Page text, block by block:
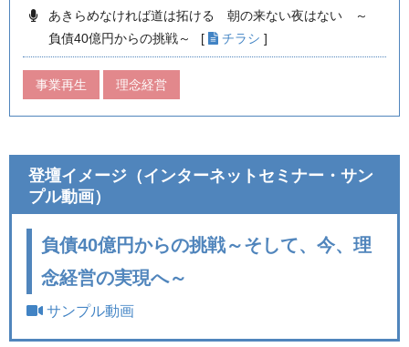
あきらめなければ道は拓ける 朝の来ない夜はない ～
負債40億円からの挑戦～
[ チラシ ]
事業再生 理念経営
登壇イメージ（インターネットセミナー・サン
プル動画）
負債40億円からの挑戦～そして、今、理
念経営の実現へ～
サンプル動画